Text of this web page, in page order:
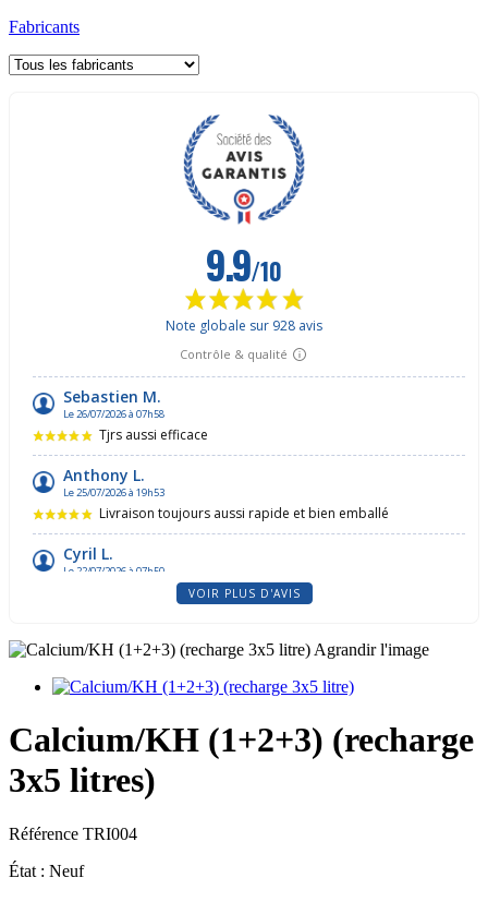
Fabricants
VOIR PLUS D'AVIS
Agrandir l'image
Calcium/KH (1+2+3) (recharge
3x5 litres)
Référence TRI004
État : Neuf